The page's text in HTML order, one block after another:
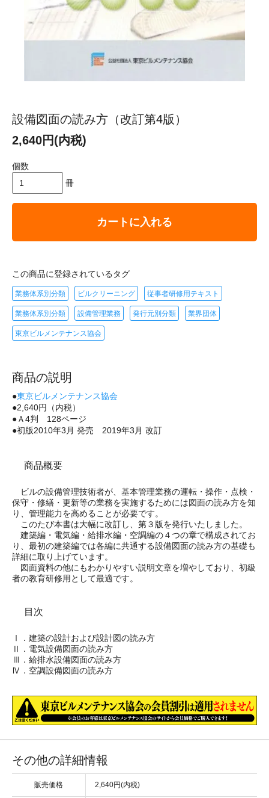
設備図面の読み方（改訂第4版）
2,640円(内税)
個数
冊
カートに入れる
この商品に登録されているタグ
業務体系別分類 ビルクリーニング 従事者研修用テキスト
業務体系別分類 設備管理業務 発行元別分類 業界団体
東京ビルメンテナンス協会
商品の説明
●東京ビルメンテナンス協会
●2,640円（内税）
●Ａ4判 128ページ
●初版2010年3月 発売 2019年3月 改訂
商品概要
ビルの設備管理技術者が、基本管理業務の運転・操作・点検・
保守・修繕・更新等の業務を実施するためには図面の読み方を知
り、管理能力を高めることが必要です。
このたび本書は大幅に改訂し、第３版を発行いたしました。
建築編・電気編・給排水編・空調編の４つの章で構成されてお
り、最初の建築編では各編に共通する設備図面の読み方の基礎も
詳細に取り上げています。
図面資料の他にもわかりやすい説明文章を増やしており、初級
者の教育研修用として最適です。
目次
Ⅰ．建築の設計および設計図の読み方
Ⅱ．電気設備図面の読み方
Ⅲ．給排水設備図面の読み方
Ⅳ．空調設備図面の読み方
その他の詳細情報
販売価格 2,640円(内税)